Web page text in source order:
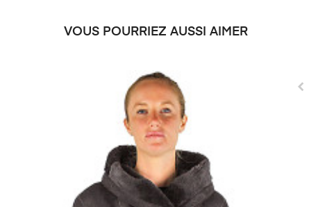
VOUS POURRIEZ AUSSI AIMER